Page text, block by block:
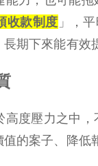
收款制度 」 ，
期下來能有效
度壓力之中
的案子、降低